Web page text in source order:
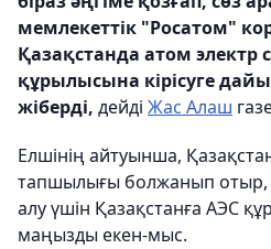
мемлекеттік "Росатом"
Қазақстанда атом
құрылысына кірісуге
жіберді, дейді Жас Алаш
Елшінің айтуынша,
тапшылығы болжанып
алу үшін Қазақстанға АЭС
маңызды екен-мыс.